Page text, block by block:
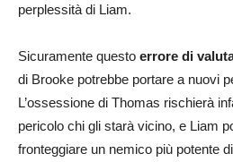
perplessità di Liam.
Sicuramente questo errore di
di Brooke potrebbe portare a nuovi
L’ossessione di Thomas rischierà
pericolo chi gli starà vicino, e Liam
fronteggiare un nemico più potente